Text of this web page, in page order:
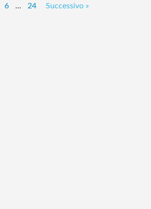
6 … 24 Successivo »